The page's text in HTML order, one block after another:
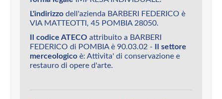
L'indirizzo dell'azienda BARBERI FEDERICO è
VIA MATTEOTTI, 45 POMBIA 28050.
Il codice ATECO attribuito a BARBERI
FEDERICO di POMBIA è 90.03.02 - Il settore
merceologico è: Attivita' di conservazione e
restauro di opere d'arte.